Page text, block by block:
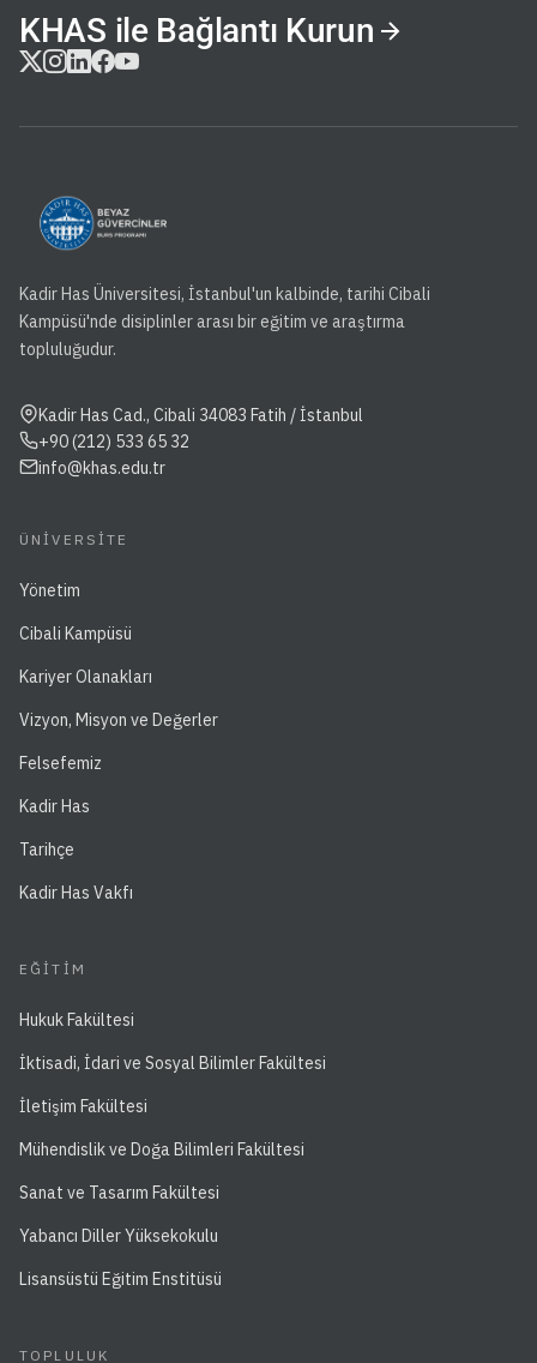
KHAS ile Bağlantı Kurun
Kadir Has Üniversitesi, İstanbul'un kalbinde, tarihi Cibali
Kampüsü'nde disiplinler arası bir eğitim ve araştırma
topluluğudur.
Kadir Has Cad., Cibali 34083 Fatih / İstanbul
+90 (212) 533 65 32
info@khas.edu.tr
ÜNIVERSITE
Yönetim
Cibali Kampüsü
Kariyer Olanakları
Vizyon, Misyon ve Değerler
Felsefemiz
Kadir Has
Tarihçe
Kadir Has Vakfı
EĞITIM
Hukuk Fakültesi
İktisadi, İdari ve Sosyal Bilimler Fakültesi
İletişim Fakültesi
Mühendislik ve Doğa Bilimleri Fakültesi
Sanat ve Tasarım Fakültesi
Yabancı Diller Yüksekokulu
Lisansüstü Eğitim Enstitüsü
TOPLULUK